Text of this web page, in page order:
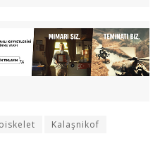
Kalaşnikof